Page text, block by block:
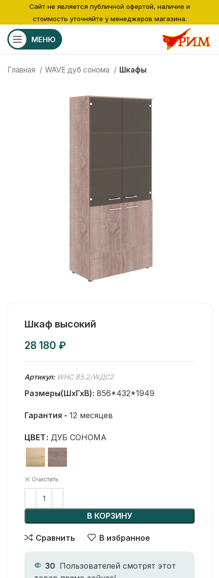
МЕНЮ
Главная WAVE дуб сонома Шкафы
Шкаф высокий
₽
Артикул: WHC 85.2/WДС2
Размеры(ШхГхВ): 856*432*1949
Гарантия - 12 месяцев
ЦВЕТ ДУБ СОНОМА
Очистить
В КОРЗИНУ
Сравнить В избранное
30 Пользователей смотрят этот
Сайт не является публичной офертой, наличие и
стоимость уточняйте у менеджеров магазина.